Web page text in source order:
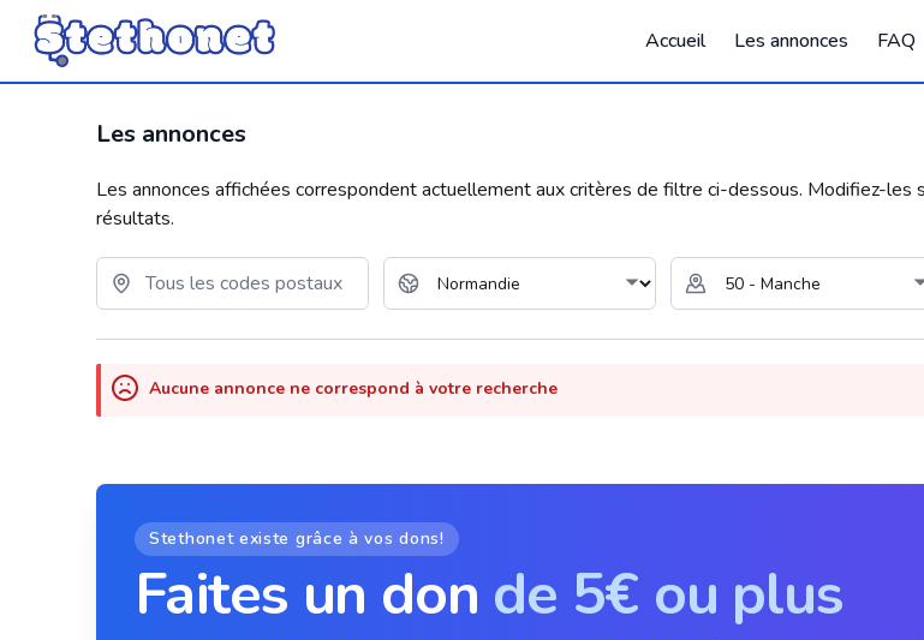
Accueil Les annonces FAQ
Les annonces
Les annonces affichées correspondent actuellement aux critères de filtre ci-dessous. Modifiez-les
résultats.
Aucune annonce ne correspond à votre recherche
Stethonet existe grâce à vos dons!
Faites un don de 5€ ou plus